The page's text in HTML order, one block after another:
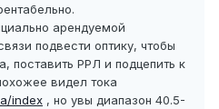
арендуемой
подвести оптику, чтобы
поставить РРЛ и подцепить к
видел тока
index , но увы диапазон 40.5-